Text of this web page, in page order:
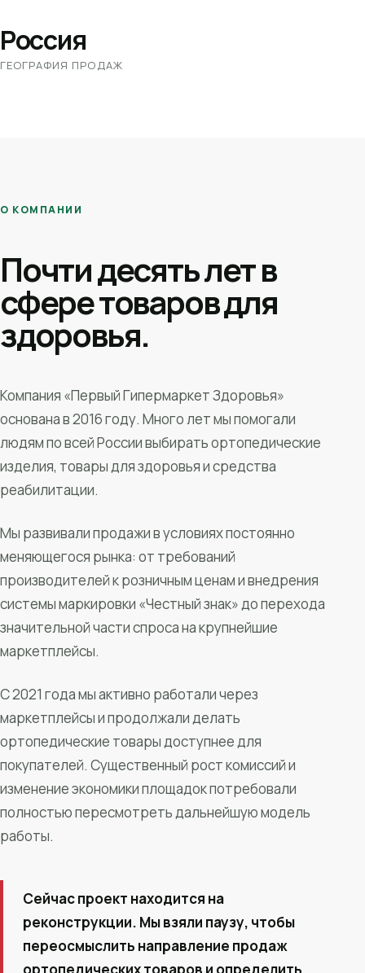
Россия
ГЕОГРАФИЯ ПРОДАЖ
О КОМПАНИИ
Почти десять лет в
сфере товаров для
здоровья.
Компания «Первый Гипермаркет Здоровья»
основана в 2016 году. Много лет мы помогали
людям по всей России выбирать ортопедические
изделия, товары для здоровья и средства
реабилитации.
Мы развивали продажи в условиях постоянно
меняющегося рынка: от требований
производителей к розничным ценам и внедрения
системы маркировки «Честный знак» до перехода
значительной части спроса на крупнейшие
маркетплейсы.
С 2021 года мы активно работали через
маркетплейсы и продолжали делать
ортопедические товары доступнее для
покупателей. Существенный рост комиссий и
изменение экономики площадок потребовали
полностью пересмотреть дальнейшую модель
работы.
Сейчас проект находится на
реконструкции. Мы взяли паузу, чтобы
переосмыслить направление продаж